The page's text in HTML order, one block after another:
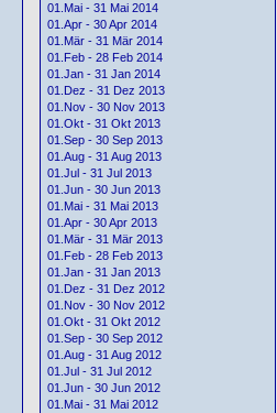
01.Mai - 31 Mai 2014
01.Apr - 30 Apr 2014
01.Mär - 31 Mär 2014
01.Feb - 28 Feb 2014
01.Jan - 31 Jan 2014
01.Dez - 31 Dez 2013
01.Nov - 30 Nov 2013
01.Okt - 31 Okt 2013
01.Sep - 30 Sep 2013
01.Aug - 31 Aug 2013
01.Jul - 31 Jul 2013
01.Jun - 30 Jun 2013
01.Mai - 31 Mai 2013
01.Apr - 30 Apr 2013
01.Mär - 31 Mär 2013
01.Feb - 28 Feb 2013
01.Jan - 31 Jan 2013
01.Dez - 31 Dez 2012
01.Nov - 30 Nov 2012
01.Okt - 31 Okt 2012
01.Sep - 30 Sep 2012
01.Aug - 31 Aug 2012
01.Jul - 31 Jul 2012
01.Jun - 30 Jun 2012
01.Mai - 31 Mai 2012